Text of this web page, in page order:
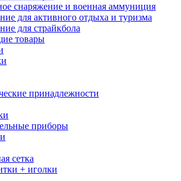
снаряжение и военная аммуниция
для активного отдыха и туризма
для страйкбола
товары
принадлежности
приборы
сетка
+ иголки